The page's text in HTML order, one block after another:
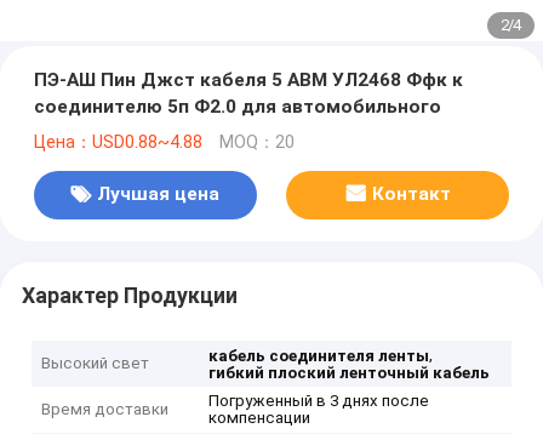
2/4
ПЭ-АШ Пин Джст кабеля 5 АВМ УЛ2468 Ффк к
соединителю 5п Ф2.0 для автомобильного
Цена：USD0.88~4.88 MOQ：20
Лучшая цена Контакт
Характер Продукции
Высокий свет кабель соединителя ленты,
гибкий плоский ленточный кабель
Время доставки
Погруженный в 3 днях после
компенсации